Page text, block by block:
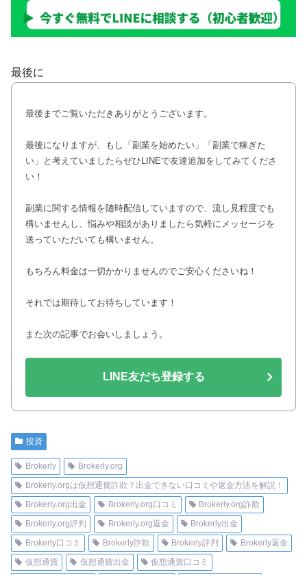
最後に
最後までご覧いただきありがとうございます。
最後になりますが、もし「副業を始めたい」「副業で稼ぎた
い」と考えていましたらぜひLINEで友達追加をしてみてくださ
い！
副業に関する情報を随時配信していますので、流し見程度でも
構いませんし、悩みや相談がありましたら気軽にメッセージを
送っていただいても構いません。
もちろん料金は一切かかりませんのでご安心くださいね！
それでは期待してお待ちしています！
また次の記事でお会いしましょう。
LINE友だち登録する
投資
Brokerly
Brokerly.org
Brokerly.orgは仮想通貨詐欺？出金できない口コミや返金方法を解説！
Brokerly.org出金
Brokerly.org口コミ
Brokerly.org詐欺
Brokerly.org評判
Brokerly.org返金
Brokerly出金
Brokerly口コミ
Brokerly詐欺 Brokerly評判
Brokerly返金
仮想通貨
仮想通貨出金
仮想通貨口コミ